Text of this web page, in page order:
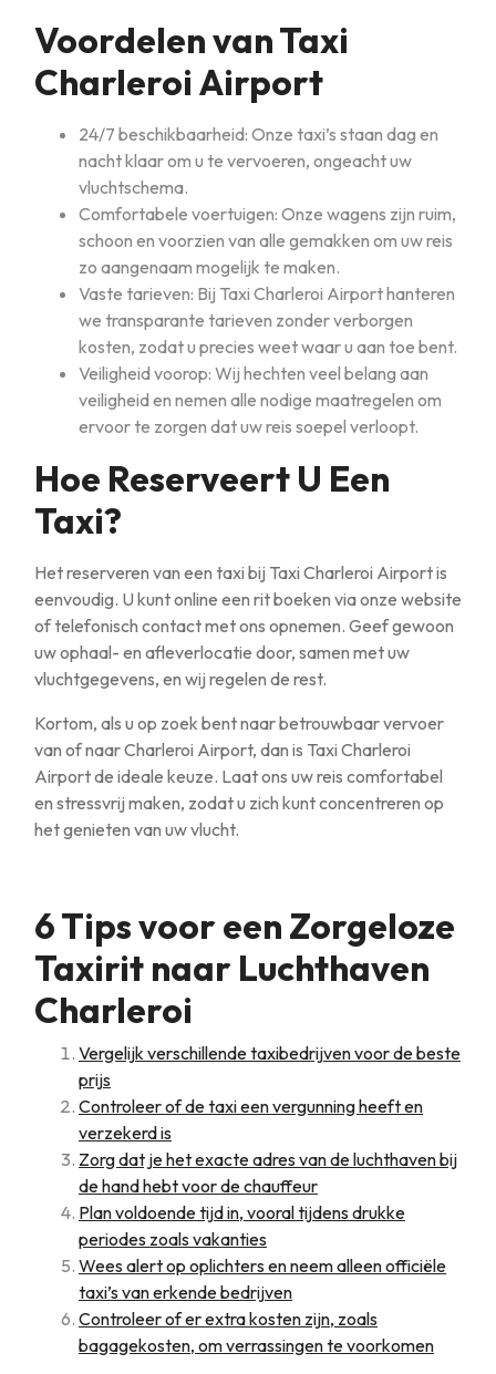
Voordelen van Taxi
Charleroi Airport
24/7 beschikbaarheid: Onze taxi’s staan dag en
nacht klaar om u te vervoeren, ongeacht uw
vluchtschema.
Comfortabele voertuigen: Onze wagens zijn ruim,
schoon en voorzien van alle gemakken om uw reis
zo aangenaam mogelijk te maken.
Vaste tarieven: Bij Taxi Charleroi Airport hanteren
we transparante tarieven zonder verborgen
kosten, zodat u precies weet waar u aan toe bent.
Veiligheid voorop: Wij hechten veel belang aan
veiligheid en nemen alle nodige maatregelen om
ervoor te zorgen dat uw reis soepel verloopt.
Hoe Reserveert U Een
Taxi?
Het reserveren van een taxi bij Taxi Charleroi Airport is
eenvoudig. U kunt online een rit boeken via onze website
of telefonisch contact met ons opnemen. Geef gewoon
uw ophaal- en afleverlocatie door, samen met uw
vluchtgegevens, en wij regelen de rest.
Kortom, als u op zoek bent naar betrouwbaar vervoer
van of naar Charleroi Airport, dan is Taxi Charleroi
Airport de ideale keuze. Laat ons uw reis comfortabel
en stressvrij maken, zodat u zich kunt concentreren op
het genieten van uw vlucht.
6 Tips voor een Zorgeloze
Taxirit naar Luchthaven
Charleroi
Vergelijk verschillende taxibedrijven voor de beste
prijs
Controleer of de taxi een vergunning heeft en
verzekerd is
Zorg dat je het exacte adres van de luchthaven bij
de hand hebt voor de chauffeur
Plan voldoende tijd in, vooral tijdens drukke
periodes zoals vakanties
Wees alert op oplichters en neem alleen officiële
taxi’s van erkende bedrijven
Controleer of er extra kosten zijn, zoals
bagagekosten, om verrassingen te voorkomen